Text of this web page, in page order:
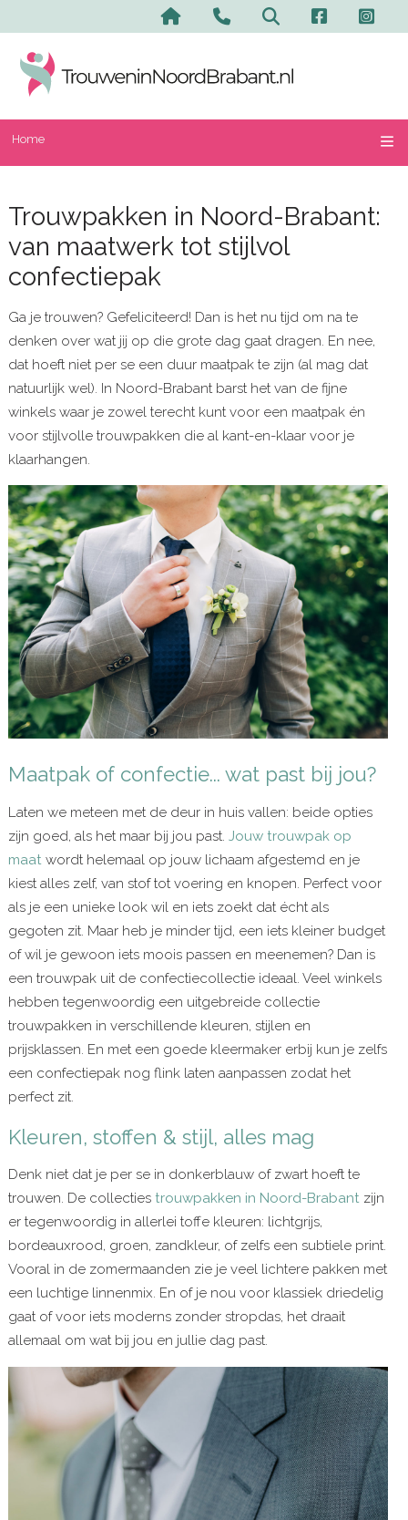
Home
Trouwpakken in Noord-Brabant:
van maatwerk tot stijlvol
confectiepak
Ga je trouwen? Gefeliciteerd! Dan is het nu tijd om na te
denken over wat jij op die grote dag gaat dragen. En nee,
dat hoeft niet per se een duur maatpak te zijn (al mag dat
natuurlijk wel). In Noord-Brabant barst het van de fijne
winkels waar je zowel terecht kunt voor een maatpak én
voor stijlvolle trouwpakken die al kant-en-klaar voor je
klaarhangen.
Maatpak of confectie... wat past bij jou?
Laten we meteen met de deur in huis vallen: beide opties
zijn goed, als het maar bij jou past. Jouw trouwpak op
maatwordt helemaal op jouw lichaam afgestemd en je
kiest alles zelf, van stof tot voering en knopen. Perfect voor
als je een unieke look wil en iets zoekt dat écht als
gegoten zit. Maar heb je minder tijd, een iets kleiner budget
of wil je gewoon iets moois passen en meenemen? Dan is
een trouwpak uit de confectiecollectie ideaal. Veel winkels
hebben tegenwoordig een uitgebreide collectie
trouwpakken in verschillende kleuren, stijlen en
prijsklassen. En met een goede kleermaker erbij kun je zelfs
een confectiepak nog flink laten aanpassen zodat het
perfect zit.
Kleuren, stoffen & stijl, alles mag
Denk niet dat je per se in donkerblauw of zwart hoeft te
trouwen. De collecties trouwpakken in Noord-Brabantzijn
er tegenwoordig in allerlei toffe kleuren: lichtgrijs,
bordeauxrood, groen, zandkleur, of zelfs een subtiele print.
Vooral in de zomermaanden zie je veel lichtere pakken met
een luchtige linnenmix. En of je nou voor klassiek driedelig
gaat of voor iets moderns zonder stropdas, het draait
allemaal om wat bij jou en jullie dag past.